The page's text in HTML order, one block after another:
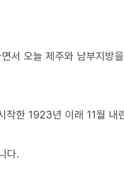
서 오늘 제주와 남부지방을
작한 1923년 이래 11월 내
다.